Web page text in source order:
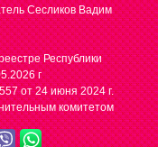
Сесликов Вадим
Республики
г
от 24 июня 2024 г.
комитетом